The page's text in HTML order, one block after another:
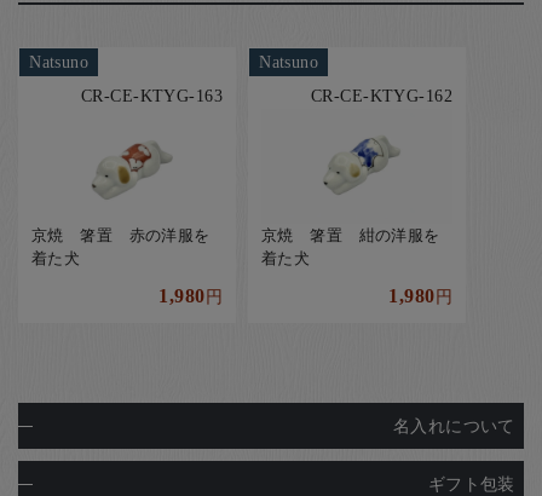
Natsuno
CR-CE-KTYG-163
京焼 箸置 赤の洋服を
着た犬
1,980円
Natsuno
CR-CE-KTYG-162
京焼 箸置 紺の洋服を
着た犬
1,980円
名入れについて
ギフト包装